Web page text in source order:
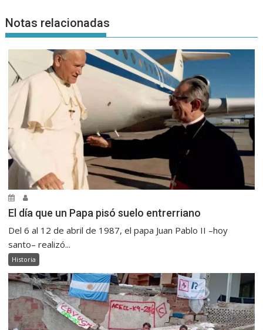
Notas relacionadas
El día que un Papa pisó suelo entrerriano
Del 6 al 12 de abril de 1987, el papa Juan Pablo II –hoy
santo– realizó...
Historia